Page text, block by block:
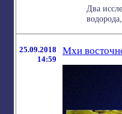
Два
25.09.2018
14:59
Мхи